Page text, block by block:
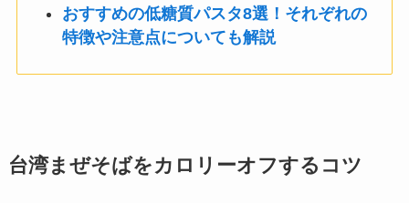
おすすめの低糖質パスタ8選！それぞれの
特徴や注意点についても解説
台湾まぜそばをカロリーオフするコツ